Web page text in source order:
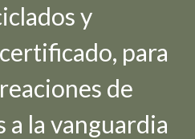
y
para
de
a la vanguardia